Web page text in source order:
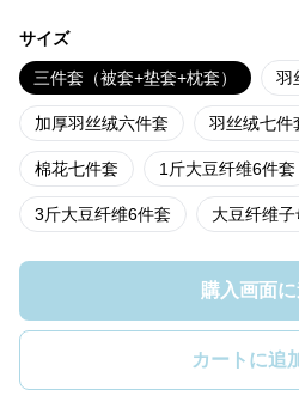
サイズ
三件套（被套+垫套+枕套） 羽
加厚羽丝绒六件套 羽丝绒七件
棉花七件套 1斤大豆纤维6件套
3斤大豆纤维6件套 大豆纤维
購入画面
カートに追